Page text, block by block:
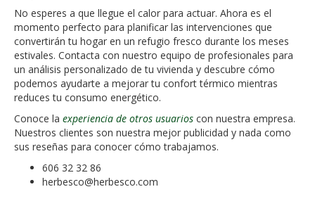
No esperes a que llegue el calor para actuar. Ahora es el
momento perfecto para planificar las intervenciones que
convertirán tu hogar en un refugio fresco durante los meses
estivales. Contacta con nuestro equipo de profesionales para
un análisis personalizado de tu vivienda y descubre cómo
podemos ayudarte a mejorar tu confort térmico mientras
reduces tu consumo energético.
Conoce la experiencia de otros usuarios con nuestra empresa.
Nuestros clientes son nuestra mejor publicidad y nada como
sus reseñas para conocer cómo trabajamos.
606 32 32 86
herbesco@herbesco.com